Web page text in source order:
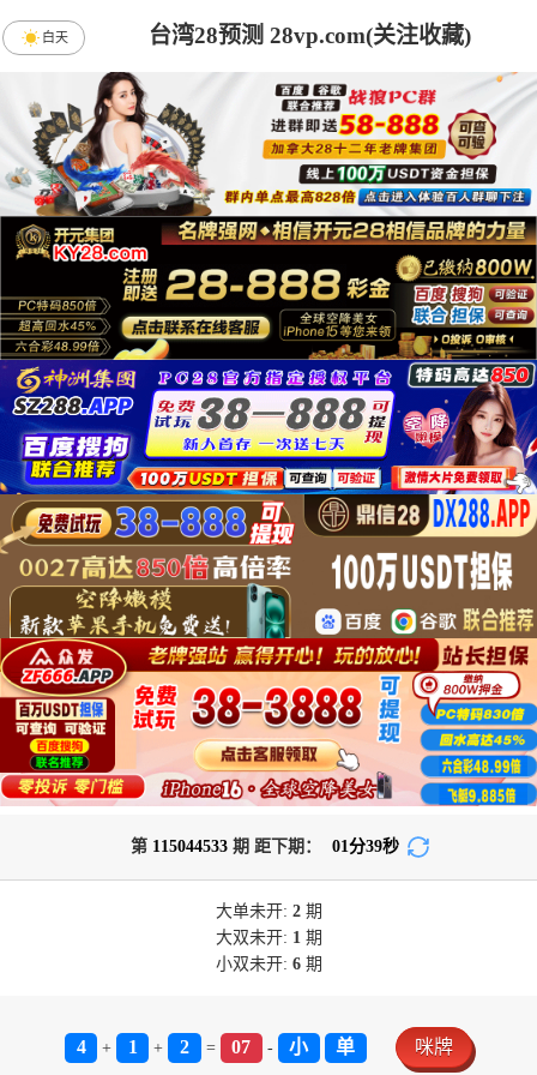
台湾28预测 28vp.com(关注收藏)
白天
第 115044533期 距下期： 01 分39秒
大单未开: 2期
大双未开: 1 期
小双未开: 6期
4 + 1 + 2 = 07 - 小 单 咪牌